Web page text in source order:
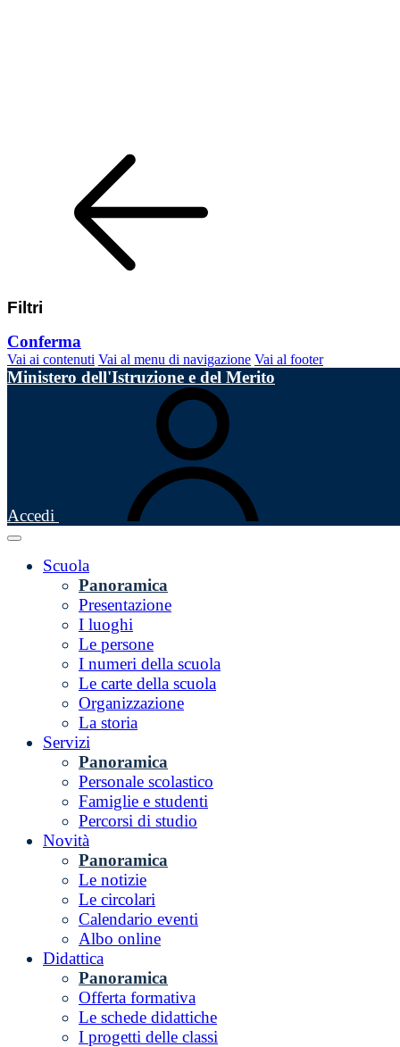
Filtri
Conferma
Vai ai contenuti Vai al menu di navigazione Vai al footer
Ministero dell'Istruzione e del Merito
Accedi
Scuola
Panoramica
Presentazione
I luoghi
Le persone
I numeri della scuola
Le carte della scuola
Organizzazione
La storia
Servizi
Panoramica
Personale scolastico
Famiglie e studenti
Percorsi di studio
Novità
Panoramica
Le notizie
Le circolari
Calendario eventi
Albo online
Didattica
Panoramica
Offerta formativa
Le schede didattiche
I progetti delle classi